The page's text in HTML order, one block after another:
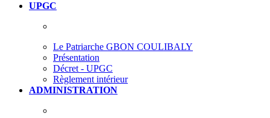
UPGC
Le Patriarche GBON COULIBALY
Présentation
Décret - UPGC
Règlement intérieur
ADMINISTRATION